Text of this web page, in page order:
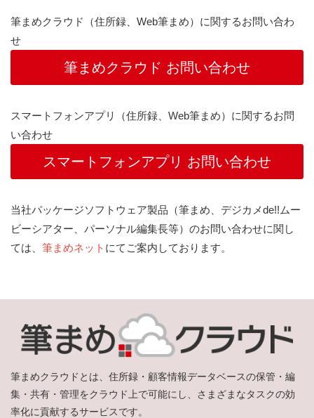
筆まめクラウド（住所録、Web筆まめ）に関するお問い合わ
せ
筆まめクラウド お問い合わせ
スマートフォンアプリ（住所録、Web筆まめ）に関するお問
い合わせ
スマートフォンアプリ お問い合わせ
当社パッケージソフトウェア製品（筆まめ、デジカメde!!ムー
ビーシアター、パーソナル編集長等）のお問い合わせに関し
ては、 筆まめネット にてご案内しております。
筆まめクラウドとは、住所録・顧客情報データベースの保管・編
集・共有・管理をクラウド上で可能にし、さまざまなタスクの効
率化に貢献するサービスです。